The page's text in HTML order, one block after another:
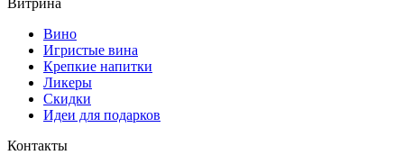
Витрина
Вино
Игристые вина
Крепкие напитки
Ликеры
Скидки
Идеи для подарков
Контакты